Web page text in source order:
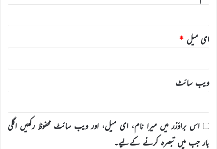
ای میل *
ویب‌ سائٹ
اس براؤزر میں میرا نام، ای میل، اور ویب سائٹ محفوظ رکھیں اگلی
بار جب میں تبصرہ کرنے کےلیے۔